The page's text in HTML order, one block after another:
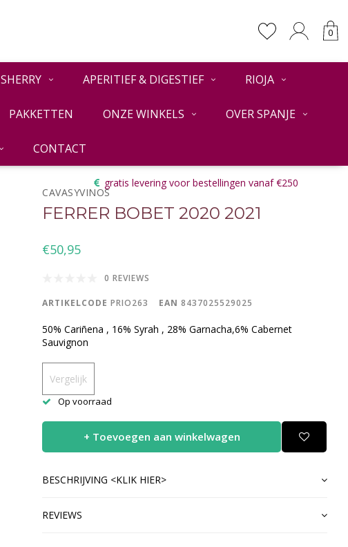
0
SHERRY APERITIEF & DIGESTIEF RIOJA
PAKKETTEN ONZE WINKELS OVER SPANJE
CONTACT
gratis levering voor bestellingen vanaf €250
CAVASYVINOS
FERRER BOBET 2020 2021
€50,95
0 REVIEWS
ARTIKELCODE PRIO263 EAN 8437025529025
50% Cariñena , 16% Syrah , 28% Garnacha,6% Cabernet
Sauvignon
Vergelijk
Op voorraad
+ Toevoegen aan winkelwagen
BESCHRIJVING <KLIK HIER>
REVIEWS